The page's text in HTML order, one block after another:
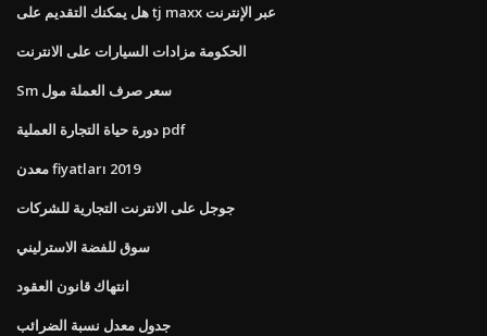
هل يمكنك التقديم على tj maxx عبر الإنترنت
الحكومة مزادات السيارات على الانترنت
Sm سعر صرف العملة مول
دورة حياة التجارة العملية pdf
معدن fiyatları 2019
جوجل على الانترنت التجارية للشركات
سوق للفضة الاسترليني
انتهاك قانون العقود
جدول معدل نسبة الضرائب